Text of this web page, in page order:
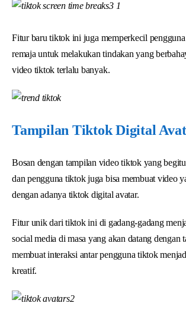
Fitur baru tiktok ini juga memperkecil
remaja untuk melakukan tindakan yang
video tiktok terlalu banyak.
Tampilan Tiktok Digital
Bosan dengan tampilan video tiktok yang
dan pengguna tiktok juga bisa membuat video
dengan adanya tiktok digital avatar.
Fitur unik dari tiktok ini di gadang-gadang
social media di masa yang akan datang dengan
membuat interaksi antar pengguna tiktok
kreatif.